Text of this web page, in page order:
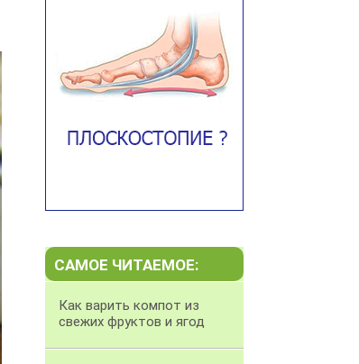
САМОЕ ЧИТАЕМОЕ:
Как варить компот из
свежих фруктов и ягод